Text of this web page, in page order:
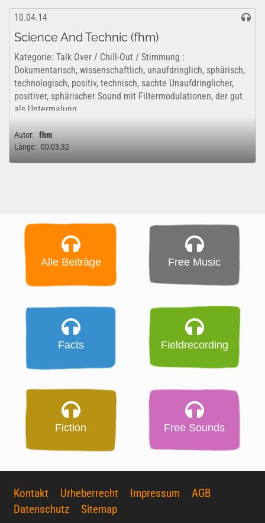
10.04.14
Science And Technic (fhm)
Kategorie: Talk Over / Chill-Out / Stimmung :
Dokumentarisch, wissenschaftlich, unaufdringlich, sphärisch,
technologisch, positiv, technisch, sachte Unaufdringlicher,
positiver, sphärischer Sound mit Filtermodulationen, der gut
als Untermalung...
Autor: fhm
Länge: 00:03:32
Alle Beiträge Free Music
Facts Fieldrecording
Fiction Free Sounds
Kontakt Urheberrecht Impressum
AGB
Datenschutz
Sitemap